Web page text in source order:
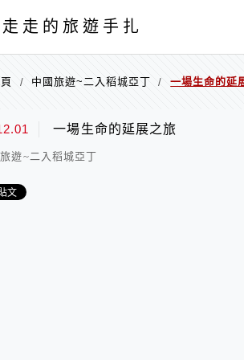
走走的旅遊手扎
/ 中國旅遊~二入稻城亞丁 / 一場生命的延
一場生命的延展之旅
遊~二入稻城亞丁